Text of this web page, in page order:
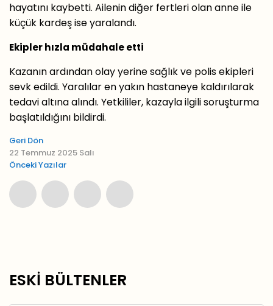
hayatını kaybetti. Ailenin diğer fertleri olan anne ile
küçük kardeş ise yaralandı.
Ekipler hızla müdahale etti
Kazanın ardından olay yerine sağlık ve polis ekipleri
sevk edildi. Yaralılar en yakın hastaneye kaldırılarak
tedavi altına alındı. Yetkililer, kazayla ilgili soruşturma
başlatıldığını bildirdi.
Geri Dön
22 Temmuz 2025 Salı
Önceki Yazılar
ESKİ BÜLTENLER